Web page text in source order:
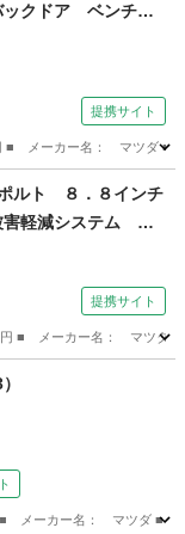
クドア ベンチレ
ータ ステアリン
トメモリー 純正
セラー Ｂｌｕｅ
（検9.2）
提携サイト
■ メーカー名： マツダ
ルト ８．８インチ
軽減システム レ
ナーセンサー ス
ルトインＥＴＣ
ハイビーム 車線
提携サイト
■ メーカー名： マツダ
）
■ メーカー名： マツダ